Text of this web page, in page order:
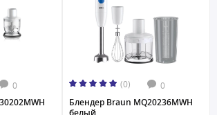
0 (0) 0
Блендер Braun MQ20236MWH
белый